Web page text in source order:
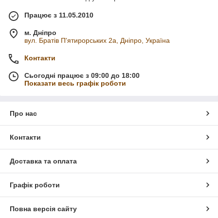
Працює з 11.05.2010
м. Дніпро
вул. Братів П'ятирорських 2а, Дніпро, Україна
Контакти
Сьогодні працює з 09:00 до 18:00
Показати весь графік роботи
Про нас
Контакти
Доставка та оплата
Графік роботи
Повна версія сайту